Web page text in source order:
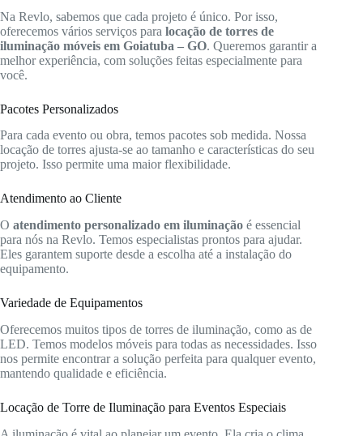
Na Revlo, sabemos que cada projeto é único. Por isso,
oferecemos vários serviços para locação de torres de
iluminação móveis em Goiatuba – GO. Queremos garantir a
melhor experiência, com soluções feitas especialmente para
você.
Pacotes Personalizados
Para cada evento ou obra, temos pacotes sob medida. Nossa
locação de torres ajusta-se ao tamanho e características do seu
projeto. Isso permite uma maior flexibilidade.
Atendimento ao Cliente
O atendimento personalizado em iluminação é essencial
para nós na Revlo. Temos especialistas prontos para ajudar.
Eles garantem suporte desde a escolha até a instalação do
equipamento.
Variedade de Equipamentos
Oferecemos muitos tipos de torres de iluminação, como as de
LED. Temos modelos móveis para todas as necessidades. Isso
nos permite encontrar a solução perfeita para qualquer evento,
mantendo qualidade e eficiência.
Locação de Torre de Iluminação para Eventos Especiais